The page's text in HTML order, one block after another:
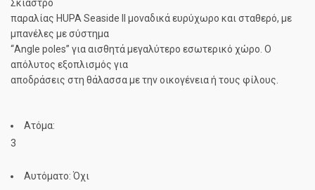
Σκίαστρo
παραλίας HUPA Seaside II μοναδικά ευρύχωρο και σταθερό, με
μπανέλες με σύστημα
“Angle poles” για αισθητά μεγαλύτερο εσωτερικό χώρο. Ο
απόλυτος εξοπλισμός για
αποδράσεις στη θάλασσα με την οικογένεια ή τους φίλους.
Ατόμα:
3
Αυτόματο: Όχι